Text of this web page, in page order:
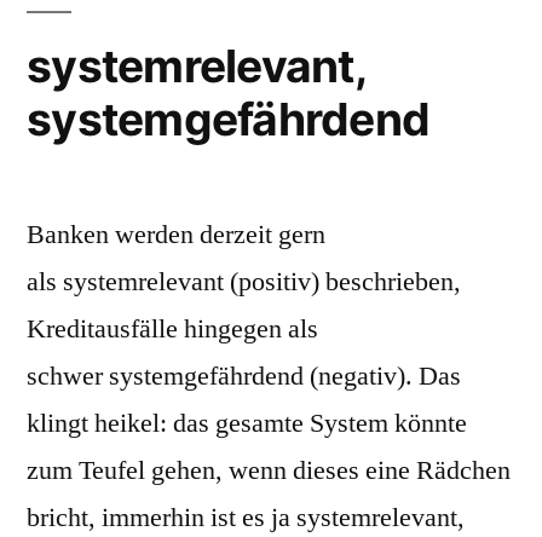
systemrelevant,
systemgefährdend
Banken werden derzeit gern
als systemrelevant (positiv) beschrieben,
Kreditausfälle hingegen als
schwer systemgefährdend (negativ). Das
klingt heikel: das gesamte System könnte
zum Teufel gehen, wenn dieses eine Rädchen
bricht, immerhin ist es ja systemrelevant,